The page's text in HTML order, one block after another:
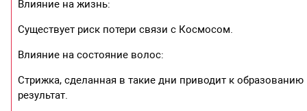
Влияние на жизнь:
Существует риск потери связи с Космосом.
Влияние на состояние волос:
Стрижка, сделанная в такие дни приводит к
результат.